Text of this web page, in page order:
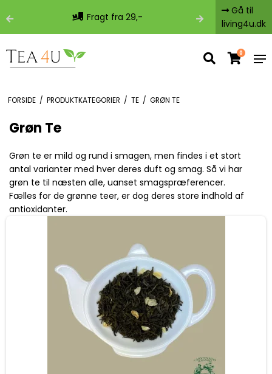
Fragt fra 29,- Fri
Gå til
living4u.dk
0
FORSIDE / PRODUKTKATEGORIER / TE / GRØN TE
Grøn Te
Grøn te er mild og rund i smagen, men findes i et stort
antal varianter med hver deres duft og smag. Så vi har
grøn te til næsten alle, uanset smagspræferencer.
Fælles for de grønne teer, er dog deres store indhold af
antioxidanter.